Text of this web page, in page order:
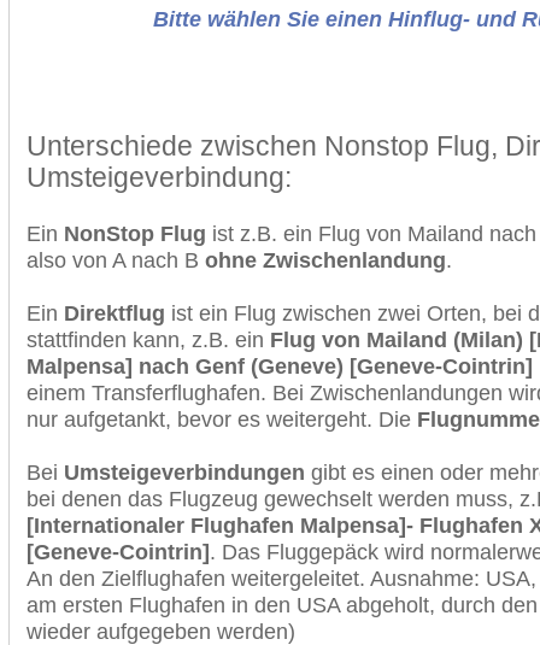
Bitte wählen Sie einen Hinflug- und
Unterschiede zwischen Nonstop Flug,
Umsteigeverbindung:
Ein NonStop Flug ist z.B. ein Flug von Mailand
also von A nach B ohne Zwischenlandung.
Ein Direktflug ist ein Flug zwischen zwei Orten, bei
stattfinden kann, z.B. ein Flug von Mailand (Milan)
Malpensa] nach Genf (Geneve) [Geneve-Cointrin]
einem Transferflughafen. Bei Zwischenlandungen
nur aufgetankt, bevor es weitergeht. Die
Bei Umsteigeverbindungen gibt es einen oder
bei denen das Flugzeug gewechselt werden muss,
[Internationaler Flughafen Malpensa]- Flughafen
[Geneve-Cointrin]. Das Fluggepäck wird
An den Zielflughafen weitergeleitet. Ausnahme:
am ersten Flughafen in den USA abgeholt, durch
wieder aufgegeben werden)